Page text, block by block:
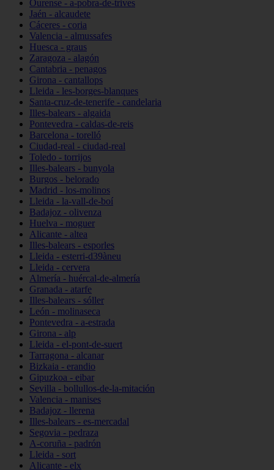
Ourense - a-pobra-de-trives
Jaén - alcaudete
Cáceres - coria
Valencia - almussafes
Huesca - graus
Zaragoza - alagón
Cantabria - penagos
Girona - cantallops
Lleida - les-borges-blanques
Santa-cruz-de-tenerife - candelaria
Illes-balears - algaida
Pontevedra - caldas-de-reis
Barcelona - torelló
Ciudad-real - ciudad-real
Toledo - torrijos
Illes-balears - bunyola
Burgos - belorado
Madrid - los-molinos
Lleida - la-vall-de-boí
Badajoz - olivenza
Huelva - moguer
Alicante - altea
Illes-balears - esporles
Lleida - esterri-d39àneu
Lleida - cervera
Almería - huércal-de-almería
Granada - atarfe
Illes-balears - sóller
León - molinaseca
Pontevedra - a-estrada
Girona - alp
Lleida - el-pont-de-suert
Tarragona - alcanar
Bizkaia - erandio
Gipuzkoa - eibar
Sevilla - bollullos-de-la-mitación
Valencia - manises
Badajoz - llerena
Illes-balears - es-mercadal
Segovia - pedraza
A-coruña - padrón
Lleida - sort
Alicante - elx